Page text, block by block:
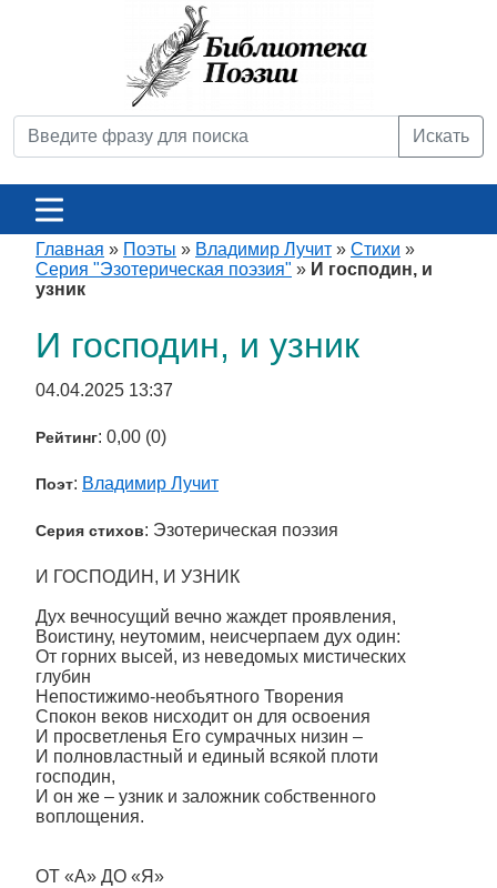
Искать
Главная » Поэты » Владимир Лучит » Стихи »
Серия "Эзотерическая поэзия" » И господин, и
узник
И господин, и узник
04.04.2025 13:37
Рейтинг: 0,00 (0)
Поэт: Владимир Лучит
Серия стихов: Эзотерическая поэзия
И ГОСПОДИН, И УЗНИК
Дух вечносущий вечно жаждет проявления,
Воистину, неутомим, неисчерпаем дух один:
От горних высей, из неведомых мистических
глубин
Непостижимо-необъятного Творения
Спокон веков нисходит он для освоения
И просветленья Его сумрачных низин –
И полновластный и единый всякой плоти
господин,
И он же – узник и заложник собственного
воплощения.
ОТ «А» ДО «Я»